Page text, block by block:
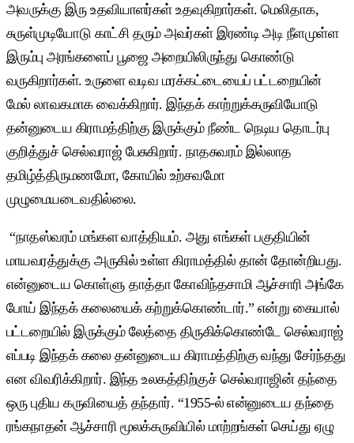
அவருக்கு இரு உதவியாளர்கள் உதவுகிறார்கள். மெலிதாக,
சுருள்முடியோடு காட்சி தரும் அவர்கள் இரண்டி அடி நீளமுள்ள
இரும்பு அரங்களைப் பூஜை அறையிலிருந்து கொண்டு
வருகிறார்கள். உருளை வடிவ மரக்கட்டையைப் பட்டறையின்
மேல் லாவகமாக வைக்கிறார். இந்தக் காற்றுக்கருவியோடு
தன்னுடைய கிராமத்திற்கு இருக்கும் நீண்ட நெடிய தொடர்பு
குறித்துச் செல்வராஜ் பேசுகிறார். நாதசுவரம் இல்லாத
தமிழ்த்திருமணமோ, கோயில் உற்சவமோ
முழுமையடைவதில்லை.
“நாதஸ்வரம் மங்கள வாத்தியம். அது எங்கள் பகுதியின்
மாயவரத்துக்கு அருகில் உள்ள கிராமத்தில் தான் தோன்றியது.
என்னுடைய கொள்ளு தாத்தா கோவிந்தசாமி ஆச்சாரி அங்கே
போய் இந்தக் கலையைக் கற்றுக்கொண்டார்.” என்று கையால்
பட்டறையில் இருக்கும் லேத்தை திருகிக்கொண்டே செல்வராஜ்
எப்படி இந்தக் கலை தன்னுடைய கிராமத்திற்கு வந்து சேர்ந்தது
என விவரிக்கிறார். இந்த உலகத்திற்குச் செல்வராஜின் தந்தை
ஒரு புதிய கருவியைத் தந்தார். “1955-ல் என்னுடைய தந்தை
ரங்கநாதன் ஆச்சாரி மூலக்கருவியில் மாற்றங்கள் செய்து ஏழு